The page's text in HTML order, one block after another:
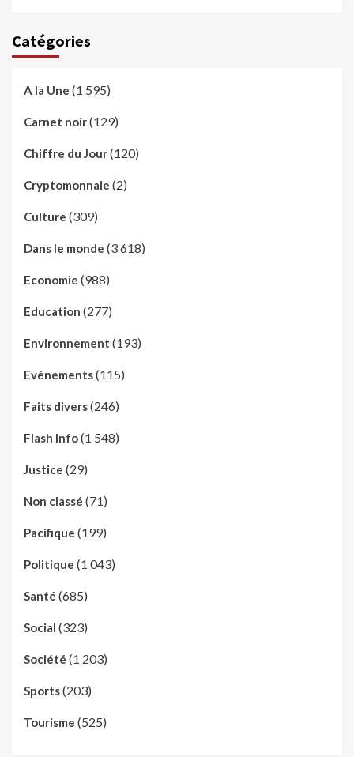
Catégories
A la Une (1 595)
Carnet noir(129)
Chiffre du Jour(120)
Cryptomonnaie (2)
Culture (309)
Dans le monde (3 618)
Economie (988)
Education (277)
Environnement (193)
Evénements(115)
Faits divers(246)
Flash Info(1 548)
Justice (29)
Non classé (71)
Pacifique (199)
Politique (1 043)
Santé (685)
Social (323)
Société (1 203)
Sports(203)
Tourisme (525)